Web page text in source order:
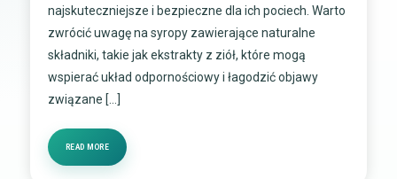
najskuteczniejsze i bezpieczne dla ich pociech. Warto
zwrócić uwagę na syropy zawierające naturalne
składniki, takie jak ekstrakty z ziół, które mogą
wspierać układ odpornościowy i łagodzić objawy
związane […]
READ MORE